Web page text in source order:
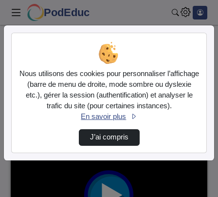
PodEduc
53 vidéos trouvées
Audio Vidéo
Direction de tri
Nous utilisons des cookies pour personnaliser l’affichage
(barre de menu de droite, mode sombre ou dyslexie
etc.), gérer la session (authentification) et analyser le
trafic du site (pour certaines instances).
En savoir plus
J’ai compris